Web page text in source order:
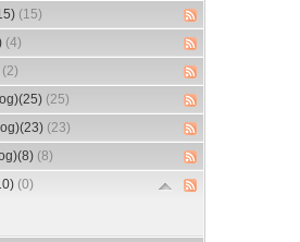
(15)
(4)
(2)
(25)
(23)
(8)
(0)